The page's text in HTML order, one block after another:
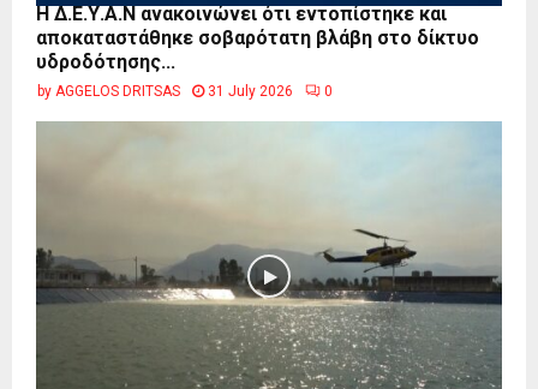
Η Δ.Ε.Υ.Α.Ν ανακοινώνει ότι εντοπίστηκε και
αποκαταστάθηκε σοβαρότατη βλάβη στο δίκτυο
υδροδότησης...
by AGGELOS DRITSAS 31 July 2026 0